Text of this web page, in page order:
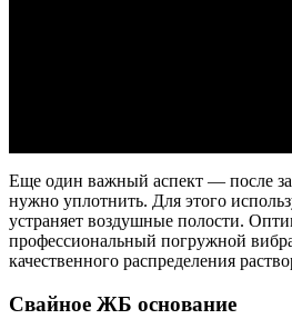
Еще один важный аспект — после
нужно уплотнить. Для этого
устраняет воздушные полости.
профессиональный погружной
качественного распределения
Свайное ЖБ основание